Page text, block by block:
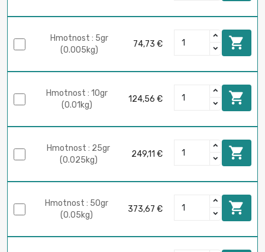
Hmotnost : 5gr
(0.005kg)
74,73 € 
Hmotnost : 10gr
(0.01kg)
124,56 € 
Hmotnost : 25gr
(0.025kg)
249,11 € 
Hmotnost : 50gr
(0.05kg)
373,67 € 